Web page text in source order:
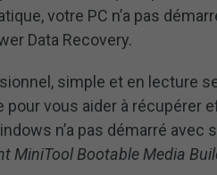
votre PC n’a pas
Data Recovery.
simple et en lecture
pour vous aider à récupérer
n’a pas démarré avec
MiniTool Bootable Media